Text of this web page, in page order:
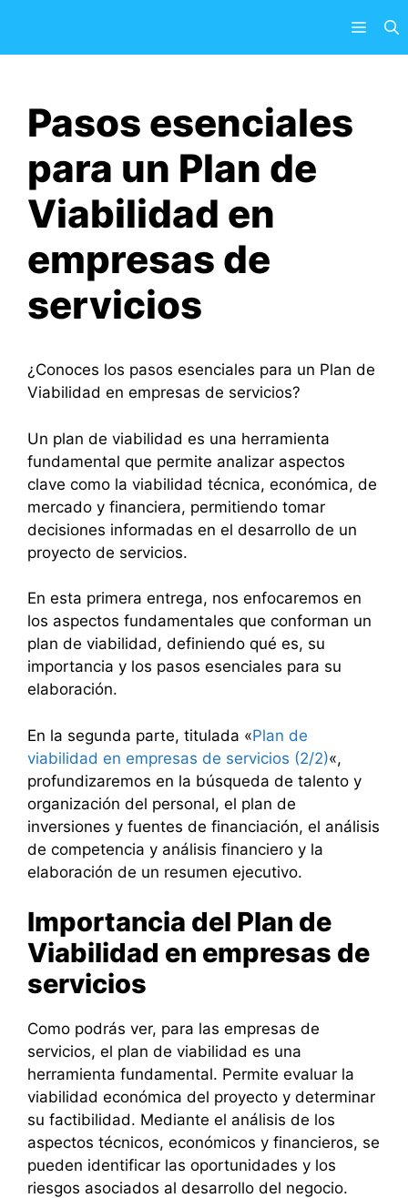
contenido
Menú
Pasos esenciales
para un Plan de
Viabilidad en
empresas de
servicios
¿Conoces los pasos esenciales para un Plan de
Viabilidad en empresas de servicios?
Un plan de viabilidad es una herramienta
fundamental que permite analizar aspectos
clave como la viabilidad técnica, económica, de
mercado y financiera, permitiendo tomar
decisiones informadas en el desarrollo de un
proyecto de servicios.
En esta primera entrega, nos enfocaremos en
los aspectos fundamentales que conforman un
plan de viabilidad, definiendo qué es, su
importancia y los pasos esenciales para su
elaboración.
En la segunda parte, titulada «Plan de
viabilidad en empresas de servicios (2/2)«,
profundizaremos en la búsqueda de talento y
organización del personal, el plan de
inversiones y fuentes de financiación, el análisis
de competencia y análisis financiero y la
elaboración de un resumen ejecutivo.
Importancia del Plan de
Viabilidad en empresas de
servicios
Como podrás ver, para las empresas de
servicios, el plan de viabilidad es una
herramienta fundamental. Permite evaluar la
viabilidad económica del proyecto y determinar
su factibilidad. Mediante el análisis de los
aspectos técnicos, económicos y financieros, se
pueden identificar las oportunidades y los
riesgos asociados al desarrollo del negocio.